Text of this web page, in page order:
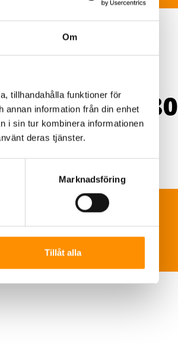
Om
tillhandahålla funktioner för
information från din enhet
i sin tur kombinera informationen
deras tjänster.
Marknadsföring
Tillåt alla
680
sverige.se